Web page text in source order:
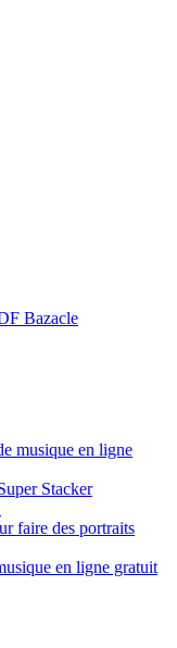
Bazacle
musique en ligne
Stacker
faire des portraits
en ligne gratuit